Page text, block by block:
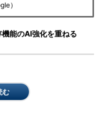
）
能のAI強化を重ねる
む